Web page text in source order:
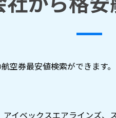
空券最安値検索ができます。
イベックスエアラインズ、